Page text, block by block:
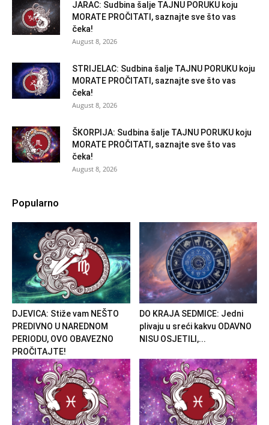
JARAC: Sudbina šalje TAJNU PORUKU koju
MORATE PROČITATI, saznajte sve što vas
čeka!
August 8, 2026
STRIJELAC: Sudbina šalje TAJNU PORUKU koju
MORATE PROČITATI, saznajte sve što vas
čeka!
August 8, 2026
ŠKORPIJA: Sudbina šalje TAJNU PORUKU koju
MORATE PROČITATI, saznajte sve što vas
čeka!
August 8, 2026
Popularno
DJEVICA: Stiže vam NEŠTO
PREDIVNO U NAREDNOM
PERIODU, OVO OBAVEZNO
PROČITAJTE!
DO KRAJA SEDMICE: Jedni
plivaju u sreći kakvu ODAVNO
NISU OSJETILI,...